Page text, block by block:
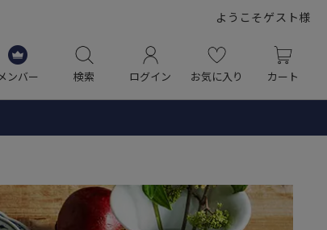
ようこそゲスト様
メンバー 検索 ログイン お気に入り カート